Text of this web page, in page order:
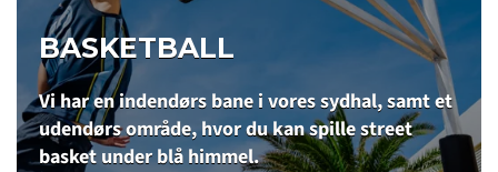
BASKETBALL
Vi har en indendørs bane i vores sydhal, samt et
udendørs område, hvor du kan spille street
basket under blå himmel.